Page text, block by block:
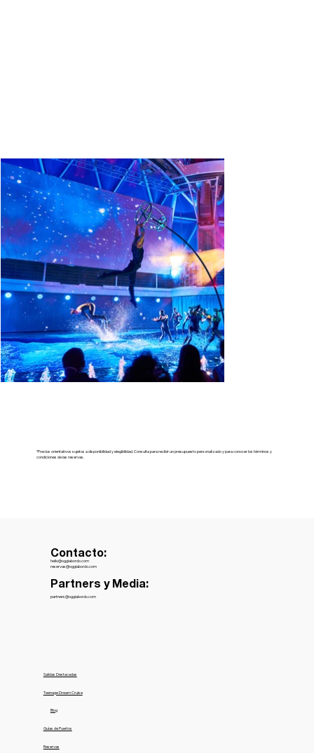
*Precios orientativos sujetos a disponibilidad y elegibilidad. Consulta para recibir un presupuesto personalizado y para conocer los términos y
condiciones de las reservas.
Salidas Destacadas
Teenage Dream Cruise
Guías de Puertos
Blog
Reservas
Contacto:
hello@oggiabordo.com
reservas@oggiabordo.com
Partners y Media:
partners@oggiabordo.com